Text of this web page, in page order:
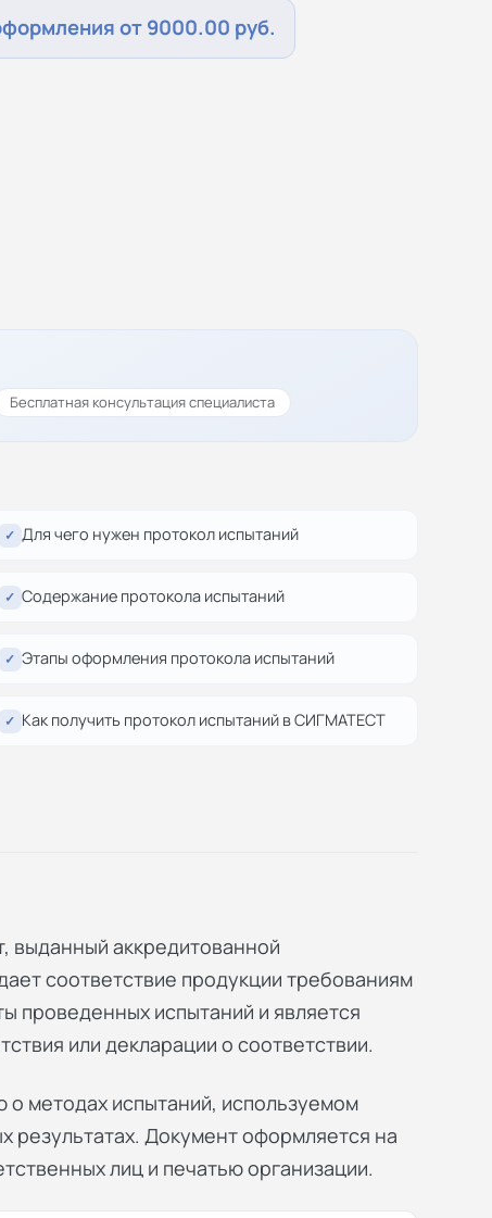
от 9000.00 руб.
Бесплатная консультация специалиста
✓ Для чего нужен протокол испытаний
✓ Содержание протокола испытаний
✓ Этапы оформления протокола испытаний
✓ Как получить протокол испытаний в СИГМАТЕСТ
выданный аккредитованной
соответствие продукции требованиям
проведенных испытаний и является
или декларации о соответствии.
методах испытаний, используемом
результатах. Документ оформляется на
лиц и печатью организации.